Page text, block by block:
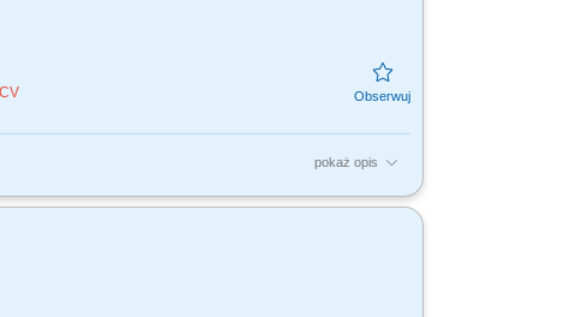
pokaż opis
Częstochowa, Katowice DOŁĄCZ DO NAS!